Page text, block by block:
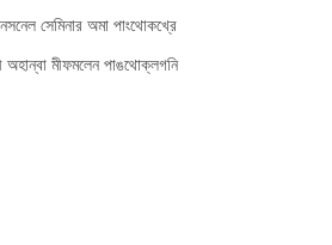
সেমিনার অমা পাংথোকখ্রে
অহান্বা মীফমলেন পাঙথোক্লগনি